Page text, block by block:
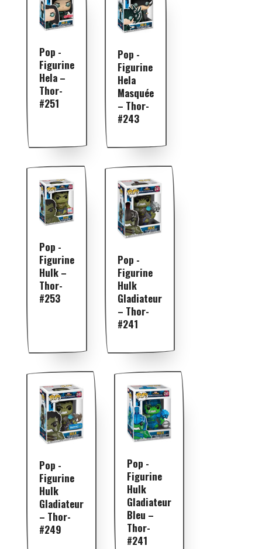
Pop -
Figurine
Hela –
Thor-
#251
Pop -
Figurine
Hela
Masquée
– Thor-
#243
Pop -
Figurine
Hulk –
Thor-
#253
Pop -
Figurine
Hulk
Gladiateur
– Thor-
#241
Pop -
Figurine
Hulk
Gladiateur
– Thor-
#249
Pop -
Figurine
Hulk
Gladiateur
Bleu –
Thor-
#241